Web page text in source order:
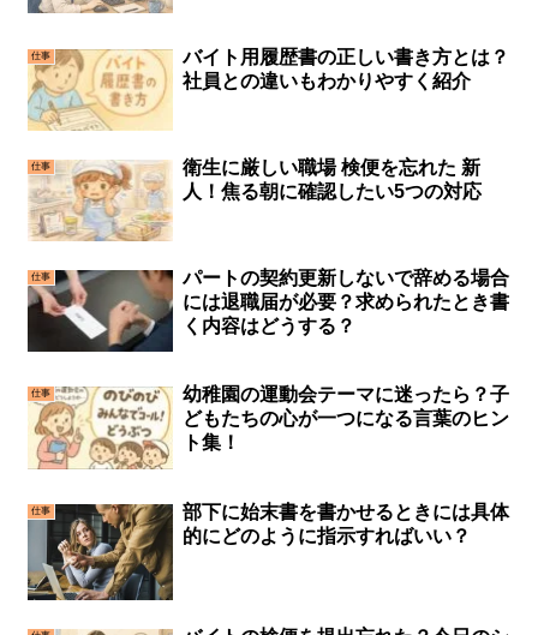
仕事
バイト用履歴書の正しい書き方とは？
社員との違いもわかりやすく紹介
仕事
衛生に厳しい職場 検便を忘れた 新
人！焦る朝に確認したい5つの対応
仕事
パートの契約更新しないで辞める場合
には退職届が必要？求められたとき書
く内容はどうする？
仕事
幼稚園の運動会テーマに迷ったら？子
どもたちの心が一つになる言葉のヒン
ト集！
仕事
部下に始末書を書かせるときには具体
的にどのように指示すればいい？